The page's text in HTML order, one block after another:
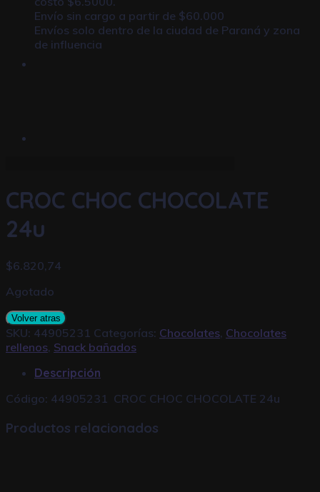
Envío sin cargo a partir de $60.000
Envíos solo dentro de la ciudad de Paraná y zona
de influencia
CROC CHOC CHOCOLATE
24u
$6.820,74
Agotado
Volver atras
SKU: 44905231 Categorías: Chocolates, Chocolates
rellenos, Snack bañados
Descripción
Código: 44905231 CROC CHOC CHOCOLATE 24u
Productos relacionados